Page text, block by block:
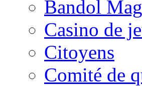
Bandol
Casino de
Citoyens
Comité de